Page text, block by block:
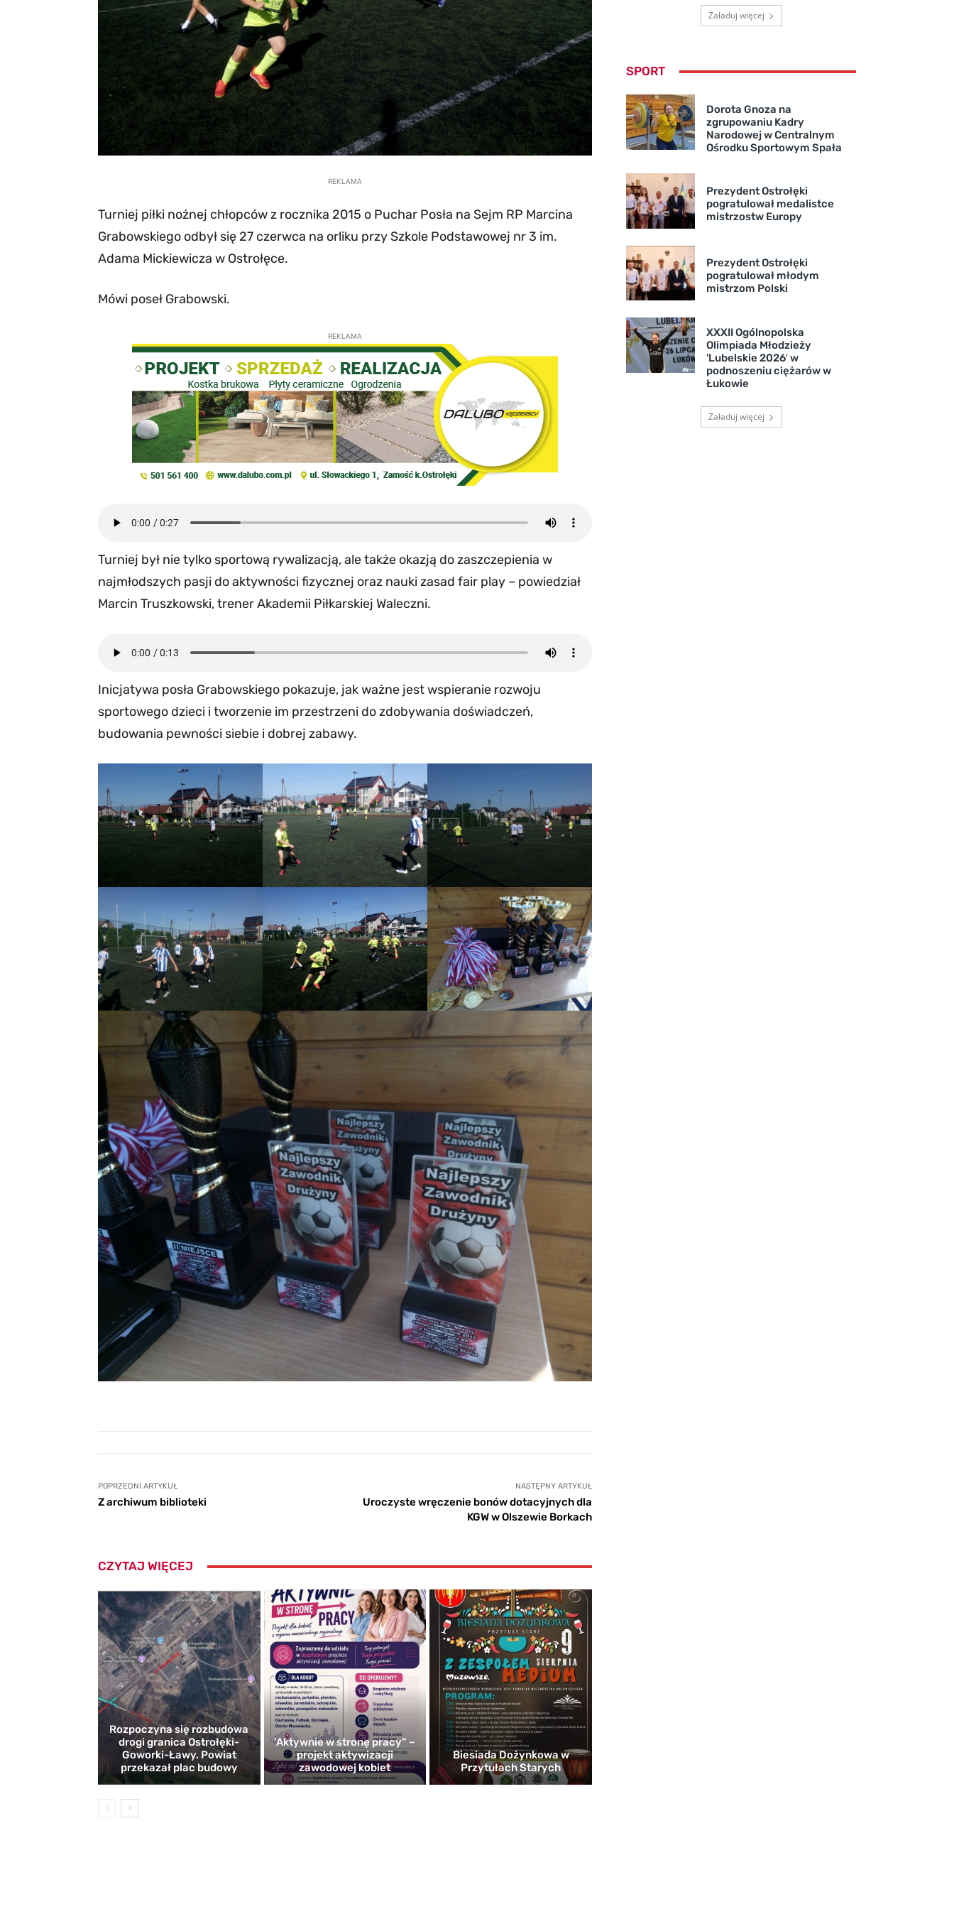
REKLAMA
Turniej piłki nożnej chłopców z rocznika 2015 o Puchar Posła na Sejm RP Marcina
Grabowskiego odbył się 27 czerwca na orliku przy Szkole Podstawowej nr 3 im.
Adama Mickiewicza w Ostrołęce.
Mówi poseł Grabowski.
REKLAMA
Turniej był nie tylko sportową rywalizacją, ale także okazją do zaszczepienia w
najmłodszych pasji do aktywności fizycznej oraz nauki zasad fair play – powiedział
Marcin Truszkowski, trener Akademii Piłkarskiej Waleczni.
Inicjatywa posła Grabowskiego pokazuje, jak ważne jest wspieranie rozwoju
sportowego dzieci i tworzenie im przestrzeni do zdobywania doświadczeń,
budowania pewności siebie i dobrej zabawy.
POPRZEDNI ARTYKUŁ
Z archiwum biblioteki
NASTĘPNY ARTYKUŁ
Uroczyste wręczenie bonów dotacyjnych dla
KGW w Olszewie Borkach
CZYTAJ WIĘCEJ
Rozpoczyna się rozbudowa
drogi granica Ostrołęki-
Goworki-Ławy. Powiat
przekazał plac budowy
’Aktywnie w stronę pracy” –
projekt aktywizacji
zawodowej kobiet
Biesiada Dożynkowa w
Przytułach Starych
Załaduj więcej
SPORT
Dorota Gnoza na
zgrupowaniu Kadry
Narodowej w Centralnym
Ośrodku Sportowym Spała
Prezydent Ostrołęki
pogratulował medalistce
mistrzostw Europy
Prezydent Ostrołęki
pogratulował młodym
mistrzom Polski
XXXII Ogólnopolska
Olimpiada Młodzieży
'Lubelskie 2026′ w
podnoszeniu ciężarów w
Łukowie
Załaduj więcej